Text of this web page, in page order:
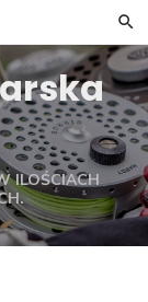
ILOŚCIACH